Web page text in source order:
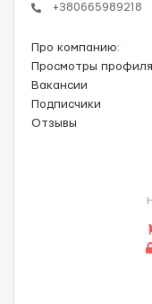
+380665989218
Про компанию:
Просмотры профиля
Вакансии
Подписчики
Отзывы